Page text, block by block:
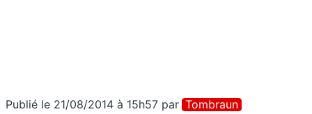
Publié le 21/08/2014 à 15h57 par Tombraun